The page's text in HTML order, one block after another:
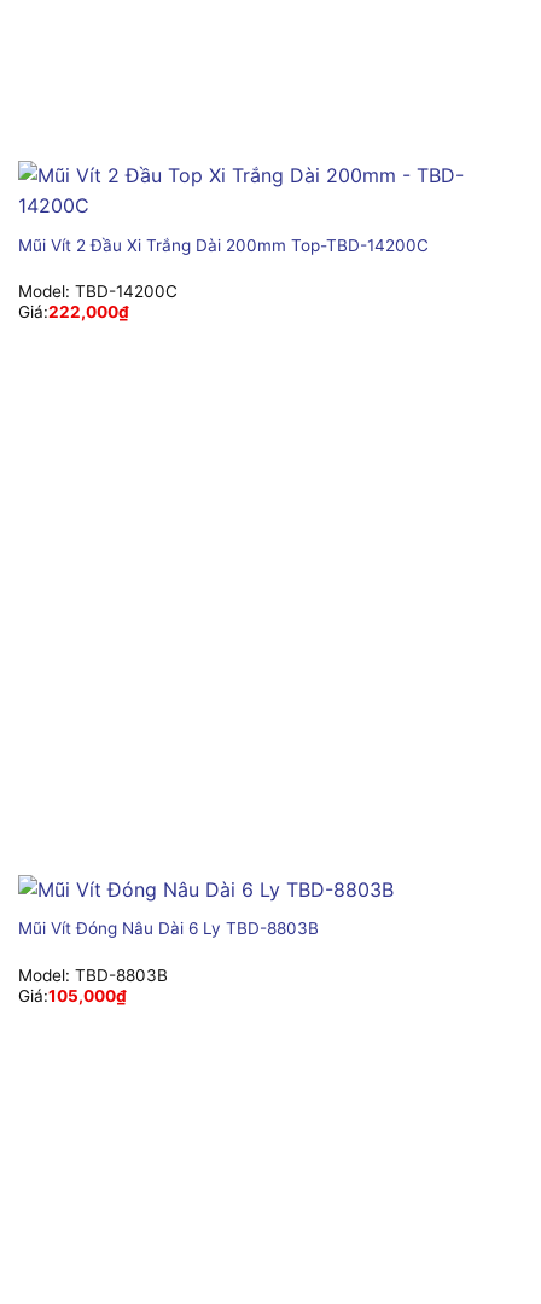
Mũi Vít 2 Đầu Xi Trắng Dài 200mm Top-TBD-14200C
Model: TBD-14200C
Giá:222,000₫
Mũi Vít Đóng Nâu Dài 6 Ly TBD-8803B
Model: TBD-8803B
Giá:105,000₫